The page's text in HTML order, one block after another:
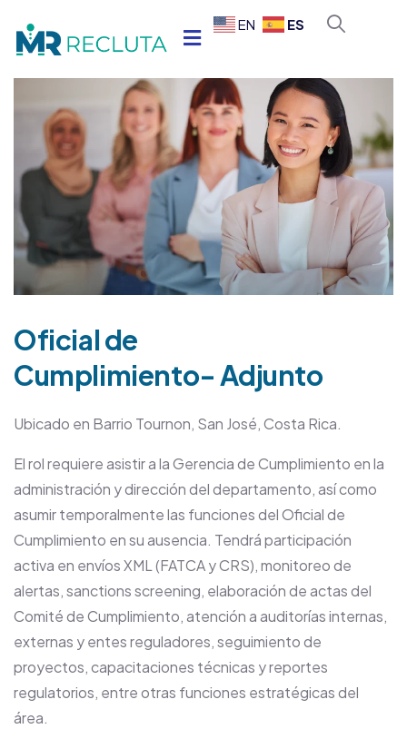
EN ES
Oficial de
Cumplimiento- Adjunto
Ubicado en Barrio Tournon, San José, Costa Rica.
El rol requiere asistir a la Gerencia de Cumplimiento en la
administración y dirección del departamento, así como
asumir temporalmente las funciones del Oficial de
Cumplimiento en su ausencia. Tendrá participación
activa en envíos XML (FATCA y CRS), monitoreo de
alertas, sanctions screening, elaboración de actas del
Comité de Cumplimiento, atención a auditorías internas,
externas y entes reguladores, seguimiento de
proyectos, capacitaciones técnicas y reportes
regulatorios, entre otras funciones estratégicas del
área.